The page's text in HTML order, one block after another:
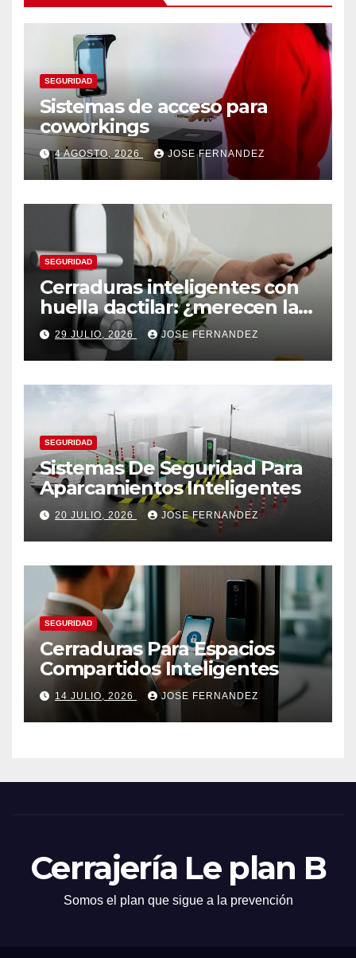
SEGURIDAD
Sistemas de acceso para
coworkings
4 AGOSTO, 2026 JOSE FERNANDEZ
SEGURIDAD
Cerraduras inteligentes con
huella dactilar: ¿merecen la
pena?
29 JULIO, 2026 JOSE FERNANDEZ
SEGURIDAD
Sistemas De Seguridad Para
Aparcamientos Inteligentes
20 JULIO, 2026 JOSE FERNANDEZ
SEGURIDAD
Cerraduras Para Espacios
Compartidos Inteligentes
14 JULIO, 2026 JOSE FERNANDEZ
Cerrajería Le plan B
Somos el plan que sigue a la prevención